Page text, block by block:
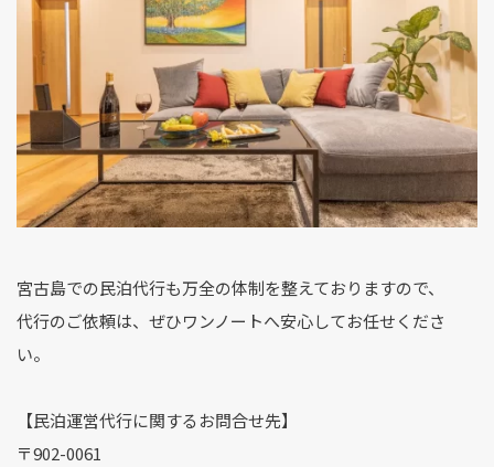
宮古島での民泊代行も万全の体制を整えておりますので、
代行のご依頼は、ぜひワンノートへ安心してお任せくださ
い。
【民泊運営代行に関するお問合せ先】
〒902-0061